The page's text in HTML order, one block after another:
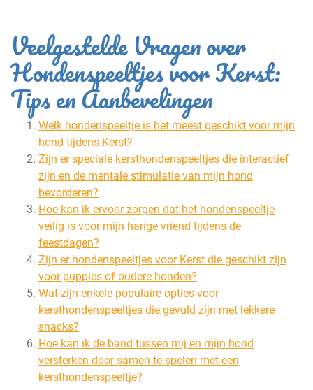
Veelgestelde Vragen over
Hondenspeeltjes voor Kerst:
Tips en Aanbevelingen
Welk hondenspeeltje is het meest geschikt voor mijn
hond tijdens Kerst?
Zijn er speciale kersthondenspeeltjes die interactief
zijn en de mentale stimulatie van mijn hond
bevorderen?
Hoe kan ik ervoor zorgen dat het hondenspeeltje
veilig is voor mijn harige vriend tijdens de
feestdagen?
Zijn er hondenspeeltjes voor Kerst die geschikt zijn
voor puppies of oudere honden?
Wat zijn enkele populaire opties voor
kersthondenspeeltjes die gevuld zijn met lekkere
snacks?
Hoe kan ik de band tussen mij en mijn hond
versterken door samen te spelen met een
kersthondenspeeltje?